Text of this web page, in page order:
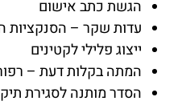
הגשת כתב אישום
עדות שקר – הסנקציות
ייצוג פלילי לקטינים
המתה בקלות דעת –
הסדר מותנה לסגירת